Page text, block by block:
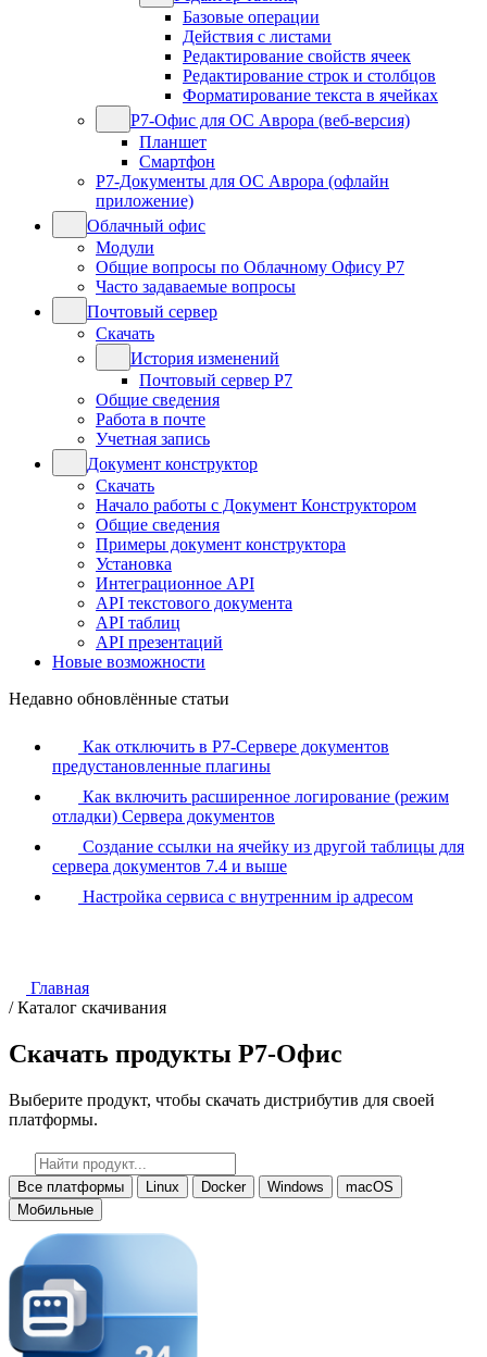
Базовые операции
Действия с листами
Редактирование свойств ячеек
Редактирование строк и столбцов
Форматирование текста в ячейках
Р7-Офис для ОС Аврора (веб-версия)
Планшет
Смартфон
Р7-Документы для ОС Аврора (офлайн
приложение)
Облачный офис
Модули
Общие вопросы по Облачному Офису Р7
Часто задаваемые вопросы
Почтовый сервер
Скачать
История изменений
Почтовый сервер Р7
Общие сведения
Работа в почте
Учетная запись
Документ конструктор
Скачать
Начало работы с Документ Конструктором
Общие сведения
Примеры документ конструктора
Установка
Интеграционное API
API текстового документа
API таблиц
API презентаций
Новые возможности
Недавно обновлённые статьи
Как отключить в Р7-Сервере документов
предустановленные плагины
Как включить расширенное логирование (режим
отладки) Сервера документов
Создание ссылки на ячейку из другой таблицы для
сервера документов 7.4 и выше
Настройка сервиса с внутренним ip адресом
Главная
/ Каталог скачивания
Скачать продукты Р7-Офис
Выберите продукт, чтобы скачать дистрибутив для своей
платформы.
Все платформы Linux Docker Windows
macOS
Мобильные